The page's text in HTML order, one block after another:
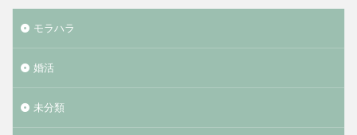
モラハラ
婚活
未分類